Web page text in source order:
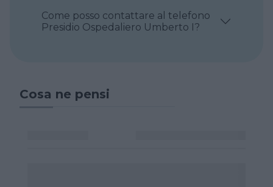
Come posso contattare al telefono
Presidio Ospedaliero Umberto I?
Cosa ne pensi